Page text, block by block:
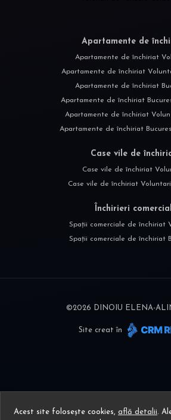
Apartamente de
Apartamente de închiriat
Apartamente de închiriat
Apartamente de închiriat
Apartamente de închiriat
Apartamente de închiriat
Apartamente de închiriat
Case vile de
Case vile de închiriat
Case vile de închiriat
Închirieri comercial
Spații comerciale de închiriat
Spații comerciale de închiriat
©2026 DINOIU ELENA-
Site creat în
Acest site folosește cookies, află detalii.